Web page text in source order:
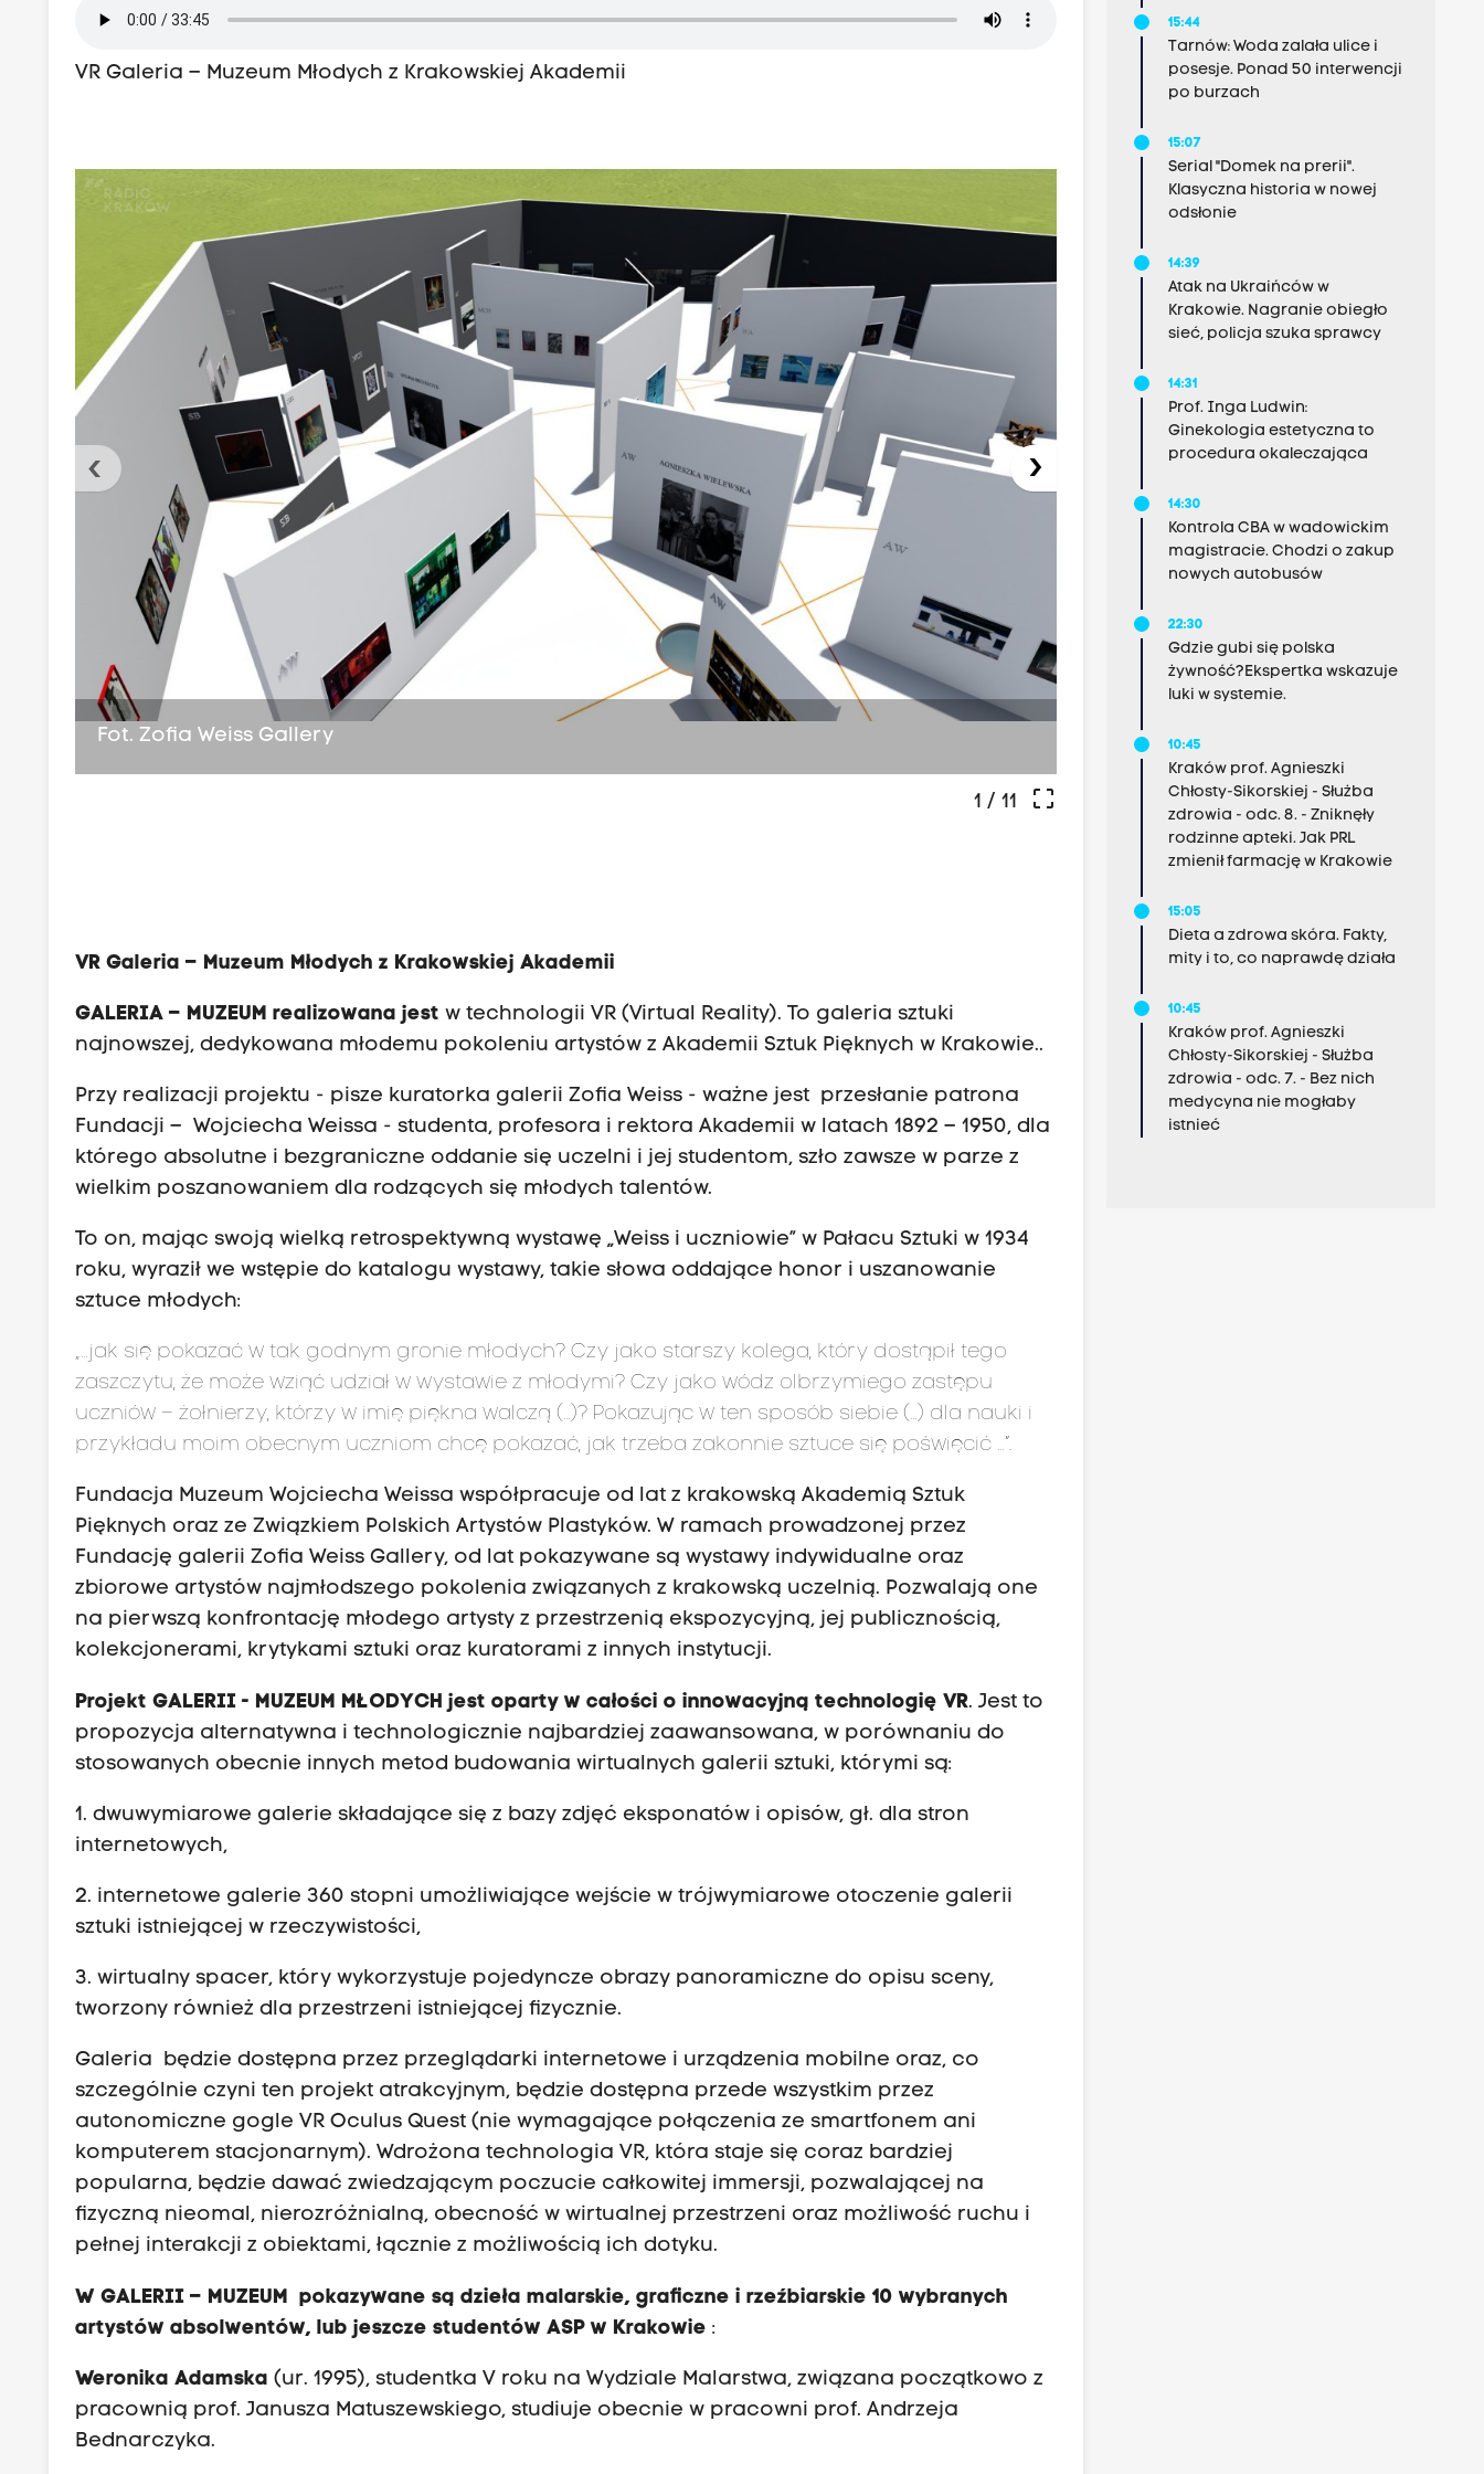
VR Galeria – Muzeum Młodych z Krakowskiej Akademii
Fot. Zofia Weiss Gallery Fot. Zofia Weiss Gallery
‹ ›
crop_free
1 / 11
VR Galeria – Muzeum Młodych z Krakowskiej Akademii
GALERIA – MUZEUM realizowana jestw technologii VR (Virtual Reality). To galeria sztuki
najnowszej, dedykowana młodemu pokoleniu artystów z Akademii Sztuk Pięknych w Krakowie..
Przy realizacji projektu - pisze kuratorka galerii Zofia Weiss - ważne jest przesłanie patrona
Fundacji – Wojciecha Weissa - studenta, profesora i rektora Akademii w latach 1892 – 1950, dla
którego absolutne i bezgraniczne oddanie się uczelni i jej studentom, szło zawsze w parze z
wielkim poszanowaniem dla rodzących się młodych talentów.
To on, mając swoją wielką retrospektywną wystawę „Weiss i uczniowie” w Pałacu Sztuki w 1934
roku, wyraził we wstępie do katalogu wystawy, takie słowa oddające honor i uszanowanie
sztuce młodych:
„…jak się pokazać w tak godnym gronie młodych? Czy jako starszy kolega, który dostąpił tego
zaszczytu, że może wziąć udział w wystawie z młodymi? Czy jako wódz olbrzymiego zastępu
uczniów – żołnierzy, którzy w imię piękna walczą (…)? Pokazując w ten sposób siebie (…) dla nauki i
przykładu moim obecnym uczniom chcę pokazać, jak trzeba zakonnie sztuce się poświęcić …”.
Fundacja Muzeum Wojciecha Weissa współpracuje od lat z krakowską Akademią Sztuk
Pięknych oraz ze Związkiem Polskich Artystów Plastyków. W ramach prowadzonej przez
Fundację galerii Zofia Weiss Gallery, od lat pokazywane są wystawy indywidualne oraz
zbiorowe artystów najmłodszego pokolenia związanych z krakowską uczelnią. Pozwalają one
na pierwszą konfrontację młodego artysty z przestrzenią ekspozycyjną, jej publicznością,
kolekcjonerami, krytykami sztuki oraz kuratorami z innych instytucji.
Projekt GALERII - MUZEUM MŁODYCH jest oparty w całości o innowacyjną technologię VR. Jest to
propozycja alternatywna i technologicznie najbardziej zaawansowana, w porównaniu do
stosowanych obecnie innych metod budowania wirtualnych galerii sztuki, którymi są:
1. dwuwymiarowe galerie składające się z bazy zdjęć eksponatów i opisów, gł. dla stron
internetowych,
2. internetowe galerie 360 stopni umożliwiające wejście w trójwymiarowe otoczenie galerii
sztuki istniejącej w rzeczywistości,
3. wirtualny spacer, który wykorzystuje pojedyncze obrazy panoramiczne do opisu sceny,
tworzony również dla przestrzeni istniejącej fizycznie.
Galeria będzie dostępna przez przeglądarki internetowe i urządzenia mobilne oraz, co
szczególnie czyni ten projekt atrakcyjnym, będzie dostępna przede wszystkim przez
autonomiczne gogle VR Oculus Quest (nie wymagające połączenia ze smartfonem ani
komputerem stacjonarnym). Wdrożona technologia VR, która staje się coraz bardziej
popularna, będzie dawać zwiedzającym poczucie całkowitej immersji, pozwalającej na
fizyczną nieomal, nierozróżnialną, obecność w wirtualnej przestrzeni oraz możliwość ruchu i
pełnej interakcji z obiektami, łącznie z możliwością ich dotyku.
W GALERII – MUZEUM pokazywane są dzieła malarskie, graficzne i rzeźbiarskie 10 wybranych
artystów absolwentów, lub jeszcze studentów ASP w Krakowie:
Weronika Adamska (ur. 1995), studentka V roku na Wydziale Malarstwa, związana początkowo z
pracownią prof. Janusza Matuszewskiego, studiuje obecnie w pracowni prof. Andrzeja
Bednarczyka.
15:44
Tarnów: Woda zalała ulice i
posesje. Ponad 50 interwencji
po burzach
15:07
Serial "Domek na prerii".
Klasyczna historia w nowej
odsłonie
14:39
Atak na Ukraińców w
Krakowie. Nagranie obiegło
sieć, policja szuka sprawcy
14:31
Prof. Inga Ludwin:
Ginekologia estetyczna to
procedura okaleczająca
14:30
Kontrola CBA w wadowickim
magistracie. Chodzi o zakup
nowych autobusów
22:30
Gdzie gubi się polska
żywność?Ekspertka wskazuje
luki w systemie.
10:45
Kraków prof. Agnieszki
Chłosty-Sikorskiej - Służba
zdrowia - odc. 8. - Zniknęły
rodzinne apteki. Jak PRL
zmienił farmację w Krakowie
15:05
Dieta a zdrowa skóra. Fakty,
mity i to, co naprawdę działa
10:45
Kraków prof. Agnieszki
Chłosty-Sikorskiej - Służba
zdrowia - odc. 7. - Bez nich
medycyna nie mogłaby
istnieć